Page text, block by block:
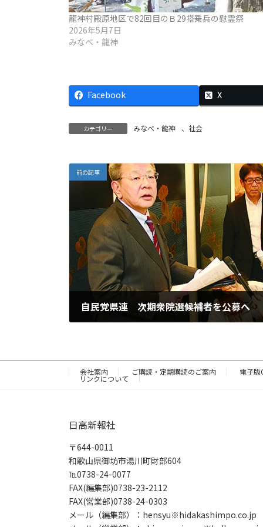
龍神村殿原地区で82回目のＢ29搭乗兵の慰霊祭
2026年5月7日
みなべ・龍神
Facebook X
カテゴリー みなべ・龍神 、 社会
前の記事
自民党県連 次期衆院選候補者を公募へ
会社案内 ご購読・定期購読のご案内 電子版
リンクについて
日高新報社
〒644-0011
和歌山県御坊市湯川町財部604
℡0738-24-0077
FAX(編集部)0738-23-2112
FAX(営業部)0738-24-0303
メール（編集部）：hensyu※hidakashimpo.co.jp